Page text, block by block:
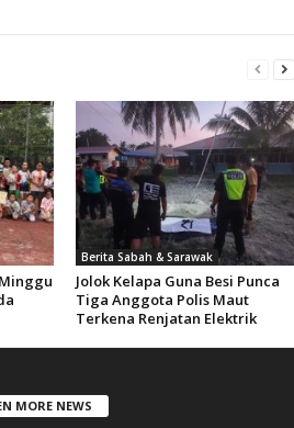
Berita Sabah & Sarawak
Jolok Kelapa Guna Besi Punca
Tiga Anggota Polis Maut
Terkena Renjatan Elektrik
MORE NEWS